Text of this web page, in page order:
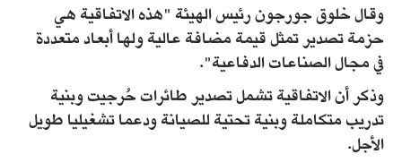
وقال خلوق جورجون رئيس الهيئة "هذه الاتفاقية هي
حزمة تصدير تمثل قيمة مضافة عالية ولها أبعاد متعددة
في مجال الصناعات الدفاعية".
وذكر أن الاتفاقية تشمل تصدير طائرات حُرجيت وبنية
تدريب متكاملة وبنية تحتية للصيانة ودعما تشغيليا طويل
الأجل.